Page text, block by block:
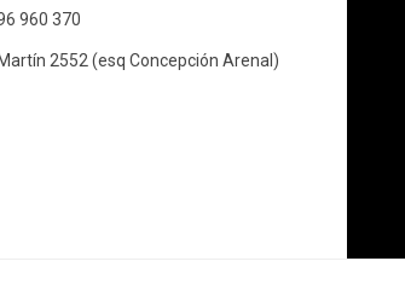
960 370
2552 (esq Concepción Arenal)